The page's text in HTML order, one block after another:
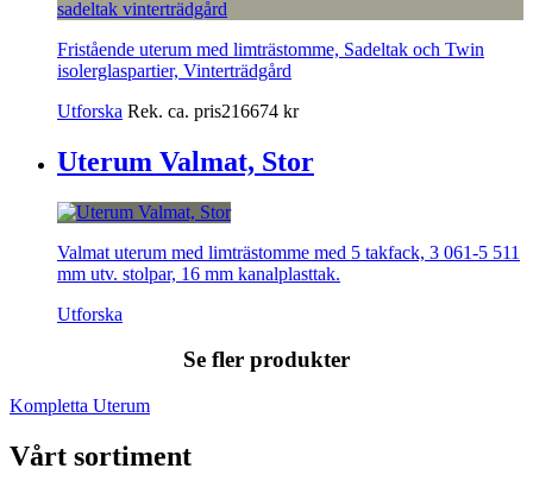
Fristående uterum med limträstomme, Sadeltak och Twin
isolerglaspartier, Vinterträdgård
Utforska Rek. ca. pris216674 kr
Uterum Valmat, Stor
Valmat uterum med limträstomme med 5 takfack, 3 061-5 511
mm utv. stolpar, 16 mm kanalplasttak.
Utforska
Se fler produkter
Kompletta Uterum
Vårt sortiment